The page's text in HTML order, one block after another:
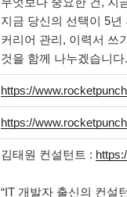
지금 당신의 선택이 5
커리어 관리, 이력서 쓰
것을 함께 나누겠습니다
https://
https://
김태원 컨설턴트 :
“IT 개발자 출신의 컨설